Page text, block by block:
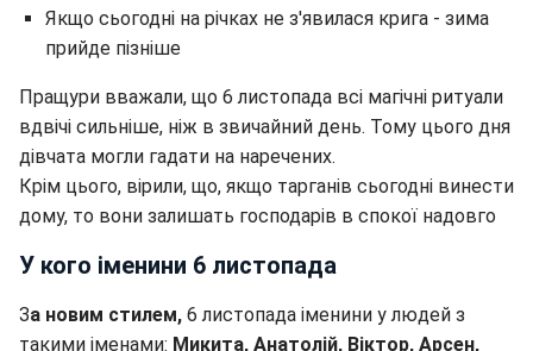
Якщо сьогодні на річках не з'явилася крига - зима
прийде пізніше
Пращури вважали, що 6 листопада всі магічні ритуали
вдвічі сильніше, ніж в звичайний день. Тому цього дня
дівчата могли гадати на наречених.
Крім цього, вірили, що, якщо тарганів сьогодні винести
дому, то вони залишать господарів в спокої надовго
У кого іменини 6 листопада
За новим стилем, 6 листопада іменини у людей з
такими іменами: Микита, Анатолій, Віктор, Арсен,